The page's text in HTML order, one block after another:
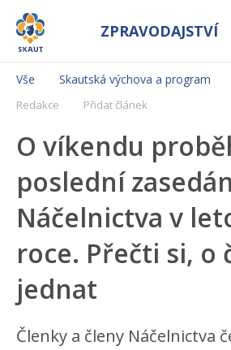
ZPRAVODAJSTVÍ
Vše Skautská výchova a program
Redakce Přidat článek
O víkendu
poslední
Náčelnictva v
roce. Přečti si, o
jednat
Členky a členy Náčelnictva